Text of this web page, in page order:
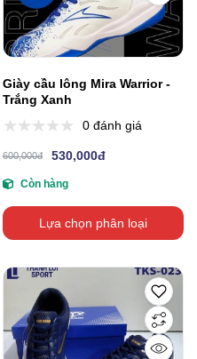
Giày cầu lông Mira Warrior -
Trắng Xanh
0 đánh giá
600,000đ 530,000đ
Còn hàng
Lựa chọn phân loại